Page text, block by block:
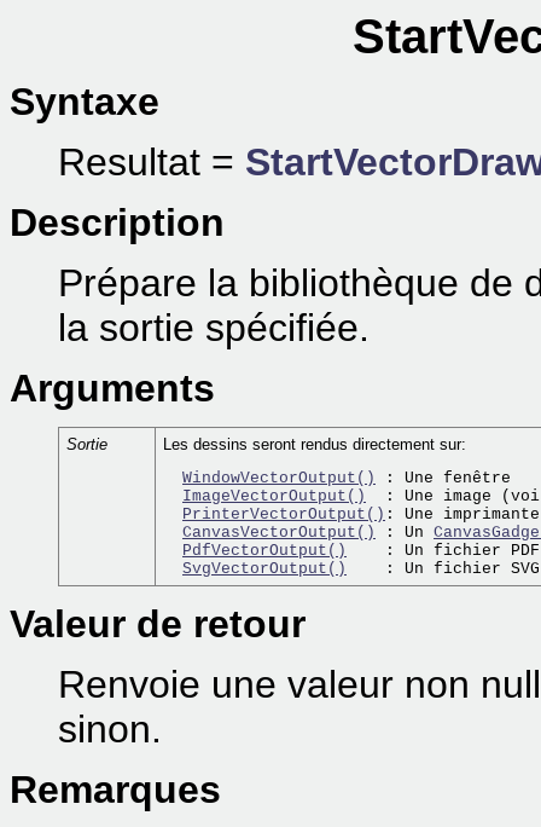
Syntaxe
Resultat =
Description
Prépare la bibliothèque de
la sortie spécifiée.
Arguments
Sortie
Les dessins seront rendus directement sur:
WindowVectorOutput()
: Une fenêtre
ImageVectorOutput()
: Une image
PrinterVectorOutput() : Une imprimante
CanvasVectorOutput()
: Un
PdfVectorOutput()
    : Un fichier PDF
SvgVectorOutput()
Valeur de retour
Renvoie une valeur non
sinon.
Remarques